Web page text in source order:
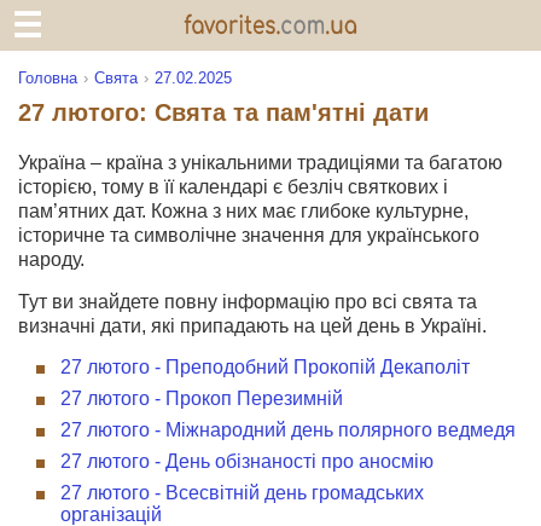
Головна Свята 27.02.2025
27 лютого: Свята та пам'ятні дати
Україна – країна з унікальними традиціями та багатою
історією, тому в її календарі є безліч святкових і
пам’ятних дат. Кожна з них має глибоке культурне,
історичне та символічне значення для українського
народу.
Тут ви знайдете повну інформацію про всі свята та
визначні дати, які припадають на цей день в Україні.
27 лютого - Преподобний Прокопій Декаполіт
27 лютого - Прокоп Перезимній
27 лютого - Міжнародний день полярного ведмедя
27 лютого - День обізнаності про аносмію
27 лютого - Всесвітній день громадських
організацій